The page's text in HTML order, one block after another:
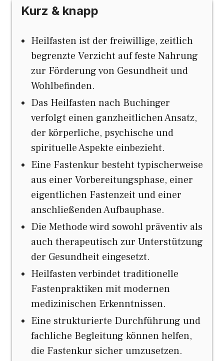
Kurz & knapp
Heilfasten ist der freiwillige, zeitlich
begrenzte Verzicht auf feste Nahrung
zur Förderung von Gesundheit und
Wohlbefinden.
Das Heilfasten nach Buchinger
verfolgt einen ganzheitlichen Ansatz,
der körperliche, psychische und
spirituelle Aspekte einbezieht.
Eine Fastenkur besteht typischerweise
aus einer Vorbereitungsphase, einer
eigentlichen Fastenzeit und einer
anschließenden Aufbauphase.
Die Methode wird sowohl präventiv als
auch therapeutisch zur Unterstützung
der Gesundheit eingesetzt.
Heilfasten verbindet traditionelle
Fastenpraktiken mit modernen
medizinischen Erkenntnissen.
Eine strukturierte Durchführung und
fachliche Begleitung können helfen,
die Fastenkur sicher umzusetzen.